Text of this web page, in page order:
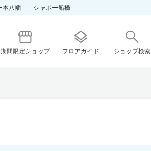
本八幡 シャポー船橋
期間限定ショップ フロアガイド ショップ検索